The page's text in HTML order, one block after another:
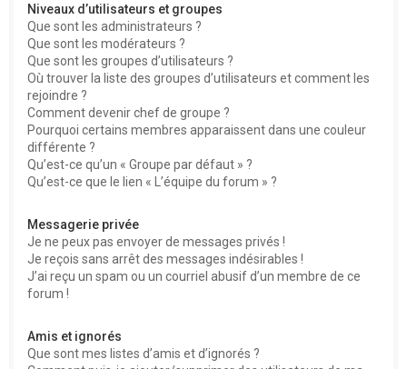
Niveaux d’utilisateurs et groupes
Que sont les administrateurs ?
Que sont les modérateurs ?
Que sont les groupes d’utilisateurs ?
Où trouver la liste des groupes d’utilisateurs et comment les
rejoindre ?
Comment devenir chef de groupe ?
Pourquoi certains membres apparaissent dans une couleur
différente ?
Qu’est-ce qu’un « Groupe par défaut » ?
Qu’est-ce que le lien « L’équipe du forum » ?
Messagerie privée
Je ne peux pas envoyer de messages privés !
Je reçois sans arrêt des messages indésirables !
J’ai reçu un spam ou un courriel abusif d’un membre de ce
forum !
Amis et ignorés
Que sont mes listes d’amis et d’ignorés ?